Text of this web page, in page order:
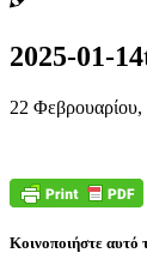
2025-01-
22 Φεβρουαρίου,
Κοινοποιήστε αυτό